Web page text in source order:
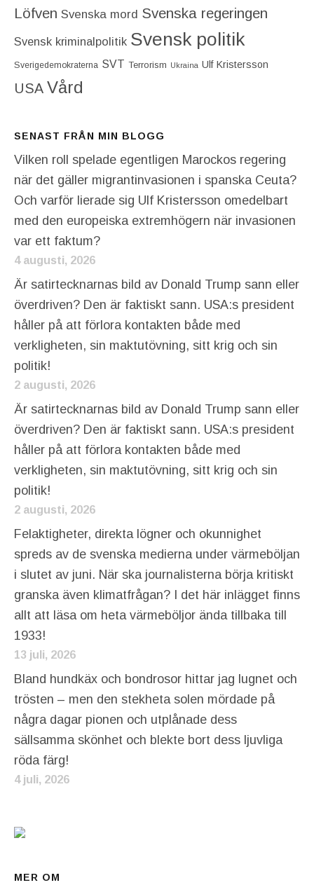
Löfven Svenska mord Svenska regeringen
Svensk kriminalpolitik Svensk politik
Sverigedemokraterna SVT Terrorism Ukraina Ulf Kristersson
USA Vård
SENAST FRÅN MIN BLOGG
Vilken roll spelade egentligen Marockos regering
när det gäller migrantinvasionen i spanska Ceuta?
Och varför lierade sig Ulf Kristersson omedelbart
med den europeiska extremhögern när invasionen
var ett faktum?
4 augusti, 2026
Är satirtecknarnas bild av Donald Trump sann eller
överdriven? Den är faktiskt sann. USA:s president
håller på att förlora kontakten både med
verkligheten, sin maktutövning, sitt krig och sin
politik!
2 augusti, 2026
Är satirtecknarnas bild av Donald Trump sann eller
överdriven? Den är faktiskt sann. USA:s president
håller på att förlora kontakten både med
verkligheten, sin maktutövning, sitt krig och sin
politik!
2 augusti, 2026
Felaktigheter, direkta lögner och okunnighet
spreds av de svenska medierna under värmeböljan
i slutet av juni. När ska journalisterna börja kritiskt
granska även klimatfrågan? I det här inlägget finns
allt att läsa om heta värmeböljor ända tillbaka till
1933!
13 juli, 2026
Bland hundkäx och bondrosor hittar jag lugnet och
trösten – men den stekheta solen mördade på
några dagar pionen och utplånade dess
sällsamma skönhet och blekte bort dess ljuvliga
röda färg!
4 juli, 2026
MER OM